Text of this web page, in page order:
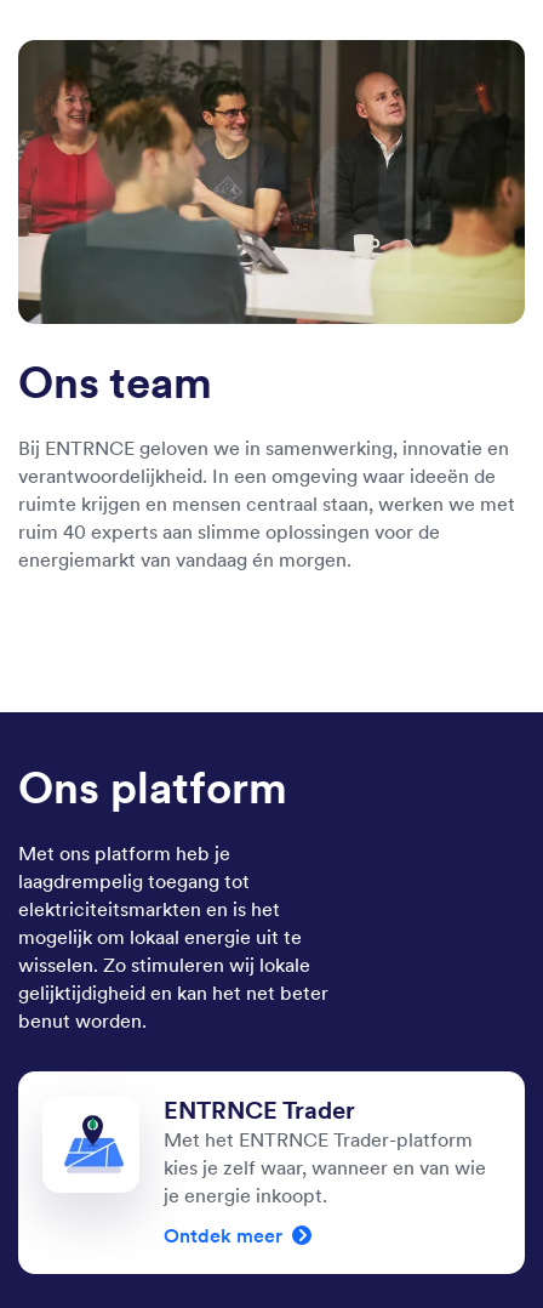
Ons team
Bij ENTRNCE geloven we in samenwerking, innovatie en
verantwoordelijkheid. In een omgeving waar ideeën de
ruimte krijgen en mensen centraal staan, werken we met
ruim 40 experts aan slimme oplossingen voor de
energiemarkt van vandaag én morgen.
Ons platform
Met ons platform heb je
laagdrempelig toegang tot
elektriciteitsmarkten en is het
mogelijk om lokaal energie uit te
wisselen. Zo stimuleren wij lokale
gelijktijdigheid en kan het net beter
benut worden.
ENTRNCE Trader
Met het ENTRNCE Trader-platform
kies je zelf waar, wanneer en van wie
je energie inkoopt.
Ontdek meer